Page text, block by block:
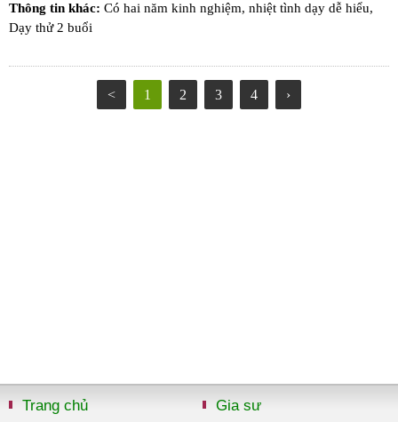
Thông tin khác: Có hai năm kinh nghiệm, nhiệt tình dạy dễ hiểu,
Dạy thử 2 buổi
< 1 2 3 4 ›
Trang chủ
Gia sư